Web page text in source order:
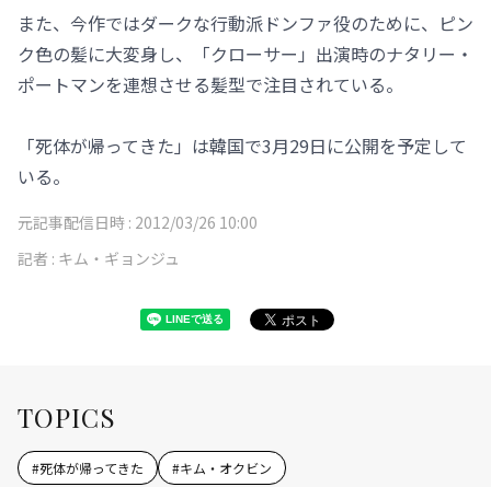
また、今作ではダークな行動派ドンファ役のために、ピン
ク色の髪に大変身し、「クローサー」出演時のナタリー・
ポートマンを連想させる髪型で注目されている。
「死体が帰ってきた」は韓国で3月29日に公開を予定して
いる。
元記事配信日時 : 2012/03/26 10:00
記者 : キム・ギョンジュ
TOPICS
#死体が帰ってきた #キム・オクビン